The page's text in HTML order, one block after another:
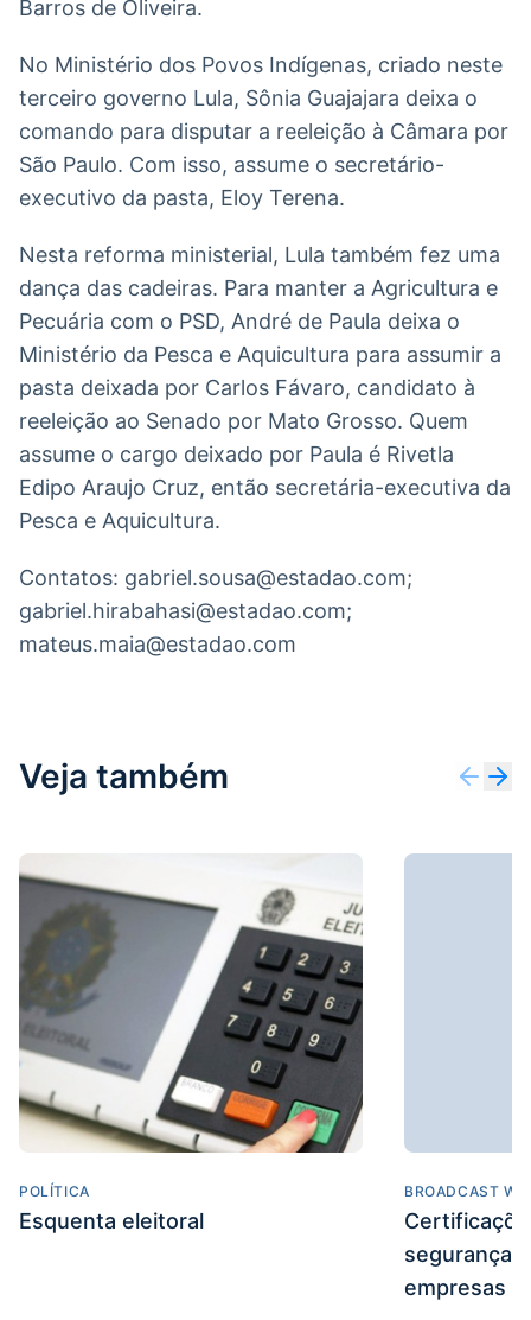
Barros de Oliveira.
No Ministério dos Povos Indígenas, criado neste
terceiro governo Lula, Sônia Guajajara deixa o
comando para disputar a reeleição à Câmara por
São Paulo. Com isso, assume o secretário-
executivo da pasta, Eloy Terena.
Nesta reforma ministerial, Lula também fez uma
dança das cadeiras. Para manter a Agricultura e
Pecuária com o PSD, André de Paula deixa o
Ministério da Pesca e Aquicultura para assumir a
pasta deixada por Carlos Fávaro, candidato à
reeleição ao Senado por Mato Grosso. Quem
assume o cargo deixado por Paula é Rivetla
Edipo Araujo Cruz, então secretária-executiva da
Pesca e Aquicultura.
Contatos: gabriel.sousa@estadao.com;
gabriel.hirabahasi@estadao.com;
mateus.maia@estadao.com
Veja também
POLÍTICA
Esquenta eleitoral
BROADCAST
segurança
empresas